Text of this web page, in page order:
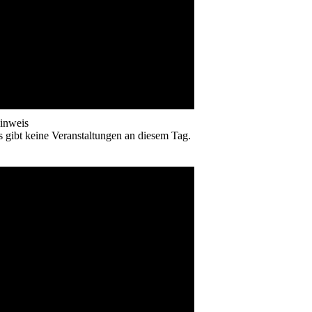
gibt keine Veranstaltungen an diesem Tag.